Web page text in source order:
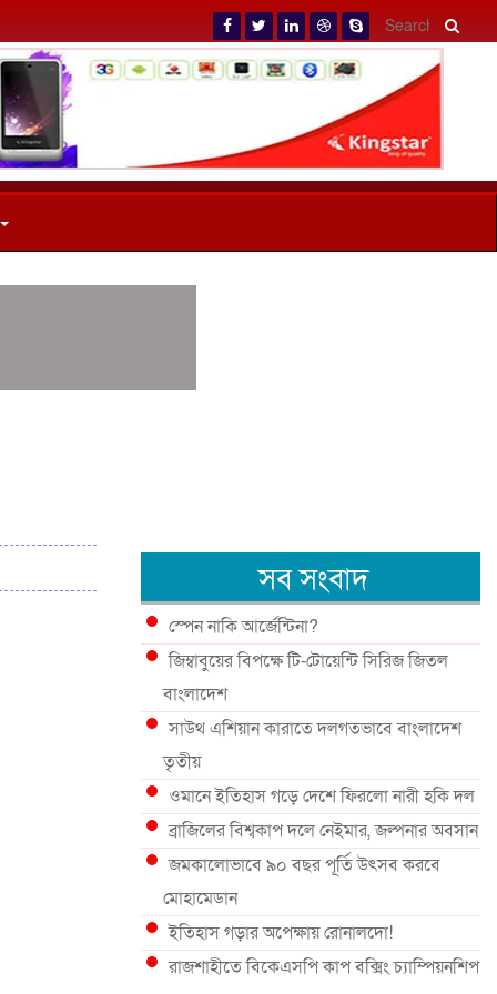
সব সংবাদ
স্পেন নাকি আর্জেন্টিনা?
জিম্বাবুয়ের বিপক্ষে টি-টোয়েন্টি সিরিজ জিতল
বাংলাদেশ
সাউথ এশিয়ান কারাতে দলগতভাবে বাংলাদেশ
তৃতীয়
ওমানে ইতিহাস গড়ে দেশে ফিরলো নারী হকি দল
ব্রাজিলের বিশ্বকাপ দলে নেইমার, জল্পনার অবসান
জমকালোভাবে ৯০ বছর পূর্তি উৎসব করবে
মোহামেডান
ইতিহাস গড়ার অপেক্ষায় রোনালদো!
রাজশাহীতে বিকেএসপি কাপ বক্সিং চ্যাম্পিয়নশিপ